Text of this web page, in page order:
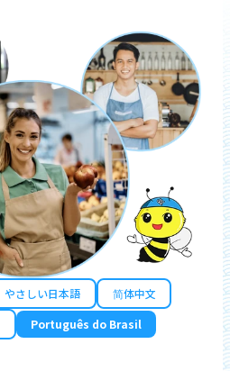
やさしい日本語
简体中文
Português do Brasil